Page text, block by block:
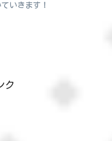
いきます！
ク